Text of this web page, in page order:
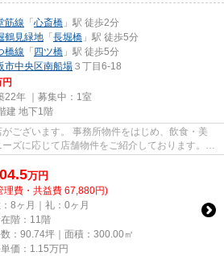
筋線 「心斎橋 」駅 徒歩2分
鶴見緑地 「長堀橋 」駅 徒歩5分
橋線 「四ツ橋 」駅 徒歩5分
市中央区南船場 ３丁目6-18
円
22年 ｜募集中： 1室
建 地下1階
ございます。 事務所物件をはじめ、飲食・美
ズに応じて店舗物件をご紹介しております。
...
万円
理費・共益費 67,880円)
8ヶ月｜礼：0ヶ月
階：11階
：90.74坪｜面積：300.00㎡
価： 1.15万円